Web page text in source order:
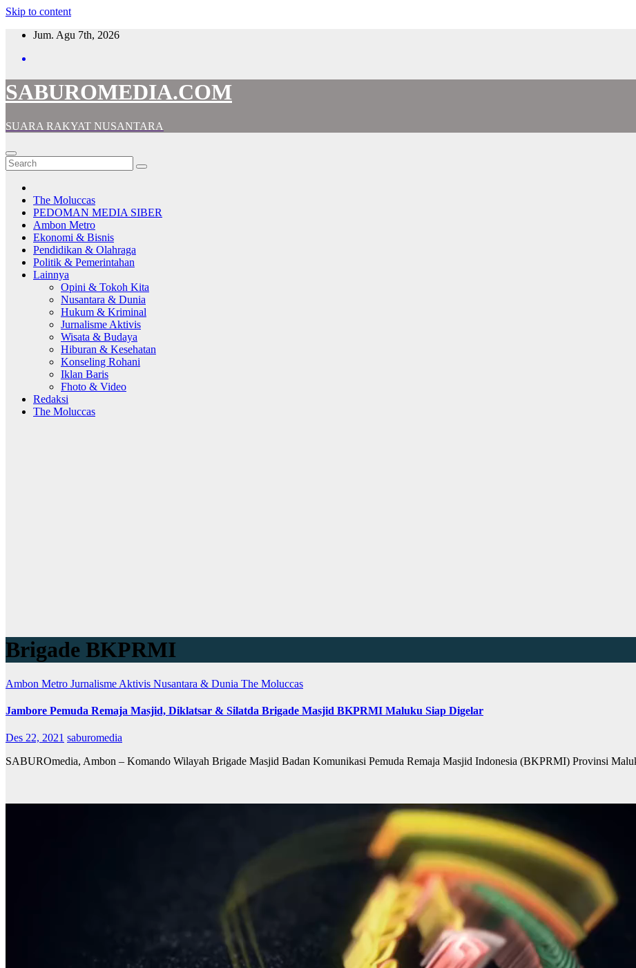
Skip to content
Jum. Agu 7th, 2026
SABUROMEDIA.COM
SUARA RAKYAT NUSANTARA
The Moluccas
PEDOMAN MEDIA SIBER
Ambon Metro
Ekonomi & Bisnis
Pendidikan & Olahraga
Politik & Pemerintahan
Lainnya
Opini & Tokoh Kita
Nusantara & Dunia
Hukum & Kriminal
Jurnalisme Aktivis
Wisata & Budaya
Hiburan & Kesehatan
Konseling Rohani
Iklan Baris
Fhoto & Video
Redaksi
The Moluccas
Brigade BKPRMI
Ambon Metro Jurnalisme Aktivis Nusantara & Dunia The Moluccas
Jambore Pemuda Remaja Masjid, Diklatsar & Silatda Brigade Masjid BKPRMI Maluku Siap Digelar
Des 22, 2021 saburomedia
SABUROmedia, Ambon – Komando Wilayah Brigade Masjid Badan Komunikasi Pemuda Remaja Masjid Indonesia (BKPRMI) Provinsi